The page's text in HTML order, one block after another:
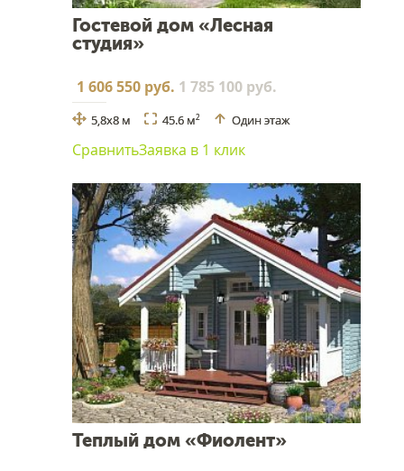
Гостевой дом «Лесная
студия»
1 606 550 руб. 1 785 100 руб.
5,8x8 м 45.6 м2 Один этаж
СравнитьЗаявка в 1 клик
Теплый дом «Фиолент»